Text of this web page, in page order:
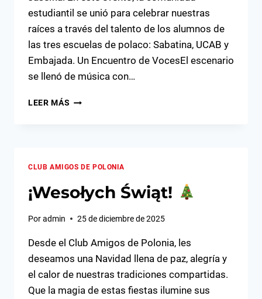
estudiantil se unió para celebrar nuestras
raíces a través del talento de los alumnos de
las tres escuelas de polaco: Sabatina, UCAB y
Embajada. Un Encuentro de VocesEl escenario
se llenó de música con…
LEER MÁS JASEŁKA:
VENEZOLANA
CLUB AMIGOS DE POLONIA
¡Wesołych Świąt!
Poradmin 25 de diciembre de 2025
Desde el Club Amigos de Polonia, les
deseamos una Navidad llena de paz, alegría y
el calor de nuestras tradiciones compartidas.
Que la magia de estas fiestas ilumine sus